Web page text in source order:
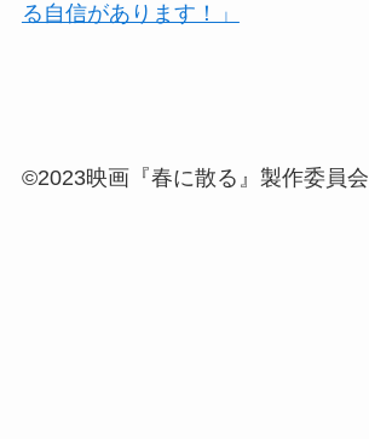
©2023映画『春に散る』製作委員会